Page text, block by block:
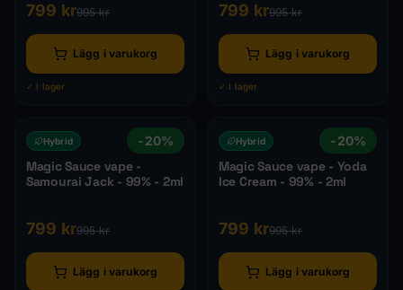
799 kr995kr
Lägg i varukorg
✓ I lager
799 kr995kr
Lägg i varukorg
✓ I lager
-20%
Hybrid
Magic Sauce vape -
Samourai Jack - 99% - 2ml
799 kr995kr
Lägg i varukorg
-20%
Hybrid
Magic Sauce vape - Yoda
Ice Cream - 99% - 2ml
799 kr995kr
Lägg i varukorg